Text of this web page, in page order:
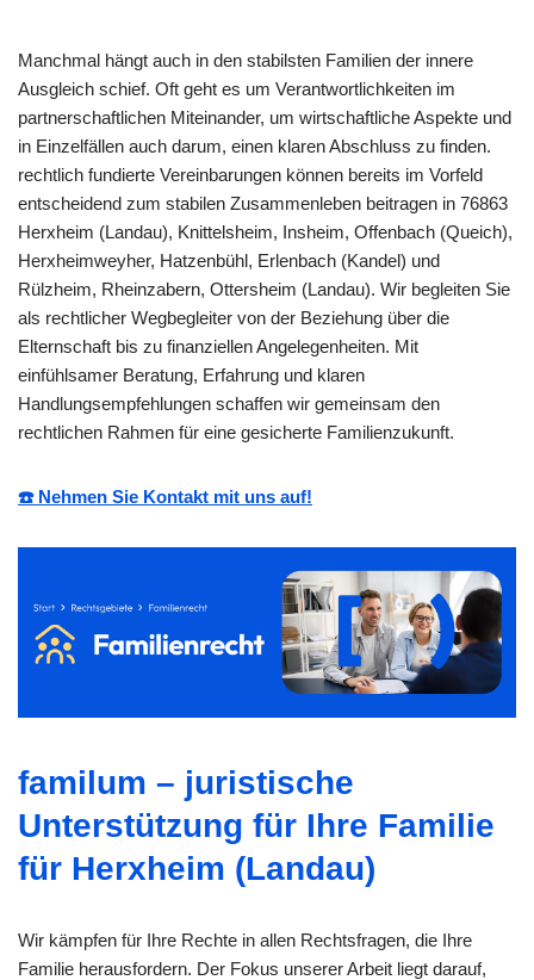
Manchmal hängt auch in den stabilsten Familien der innere
Ausgleich schief. Oft geht es um Verantwortlichkeiten im
partnerschaftlichen Miteinander, um wirtschaftliche Aspekte und
in Einzelfällen auch darum, einen klaren Abschluss zu finden.
rechtlich fundierte Vereinbarungen können bereits im Vorfeld
entscheidend zum stabilen Zusammenleben beitragen in 76863
Herxheim (Landau), Knittelsheim, Insheim, Offenbach (Queich),
Herxheimweyher, Hatzenbühl, Erlenbach (Kandel) und
Rülzheim, Rheinzabern, Ottersheim (Landau). Wir begleiten Sie
als rechtlicher Wegbegleiter von der Beziehung über die
Elternschaft bis zu finanziellen Angelegenheiten. Mit
einfühlsamer Beratung, Erfahrung und klaren
Handlungsempfehlungen schaffen wir gemeinsam den
rechtlichen Rahmen für eine gesicherte Familienzukunft.
☎️ Nehmen Sie Kontakt mit uns auf!
familum – juristische
Unterstützung für Ihre Familie
für Herxheim (Landau)
Wir kämpfen für Ihre Rechte in allen Rechtsfragen, die Ihre
Familie herausfordern. Der Fokus unserer Arbeit liegt darauf,